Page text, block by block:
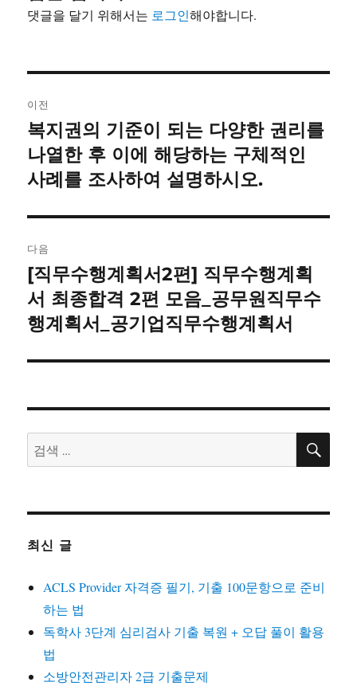
댓글을 달기 위해서는 로그인해야합니다.
내
비
게
이
션
이전
이
전
글:
복지권의 기준이 되는 다양한 권리를
나열한 후 이에 해당하는 구체적인
사례를 조사하여 설명하시오.
다음
다
음
글:
[직무수행계획서2편] 직무수행계획
서 최종합격 2편 모음_공무원직무수
행계획서_공기업직무수행계획서
검
색:
검
최신 글
ACLS Provider 자격증 필기, 기출 100문항으로 준비
하는 법
독학사 3단계 심리검사 기출 복원 + 오답 풀이 활용
법
소방안전관리자 2급 기출문제